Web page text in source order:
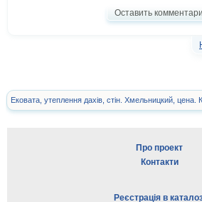
Оставить
Ековата, утеплення дахів, стін. Хмельницкий, цена.
Про проект
Контакти
Реєстрація в